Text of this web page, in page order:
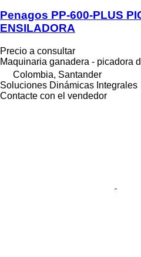
Penagos PP-600-PLUS
ENSILADORA
Precio a consultar
Maquinaria ganadera - picadora
Colombia, Santander
Soluciones Dinámicas Integrales
Contacte con el vendedor